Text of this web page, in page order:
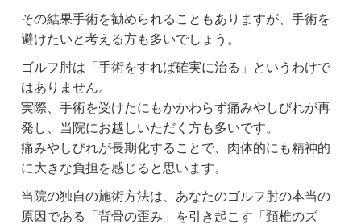
その結果手術を勧められることもありますが、手術を
避けたいと考える方も多いでしょう。
ゴルフ肘は「手術をすれば確実に治る」というわけで
はありません。
実際、手術を受けたにもかかわらず痛みやしびれが再
発し、当院にお越しいただく方も多いです。
痛みやしびれが長期化することで、肉体的にも精神的
に大きな負担を感じると思います。
当院の独自の施術方法は、あなたのゴルフ肘の本当の
原因である「背骨の歪み」を引き起こす「頚椎のズ